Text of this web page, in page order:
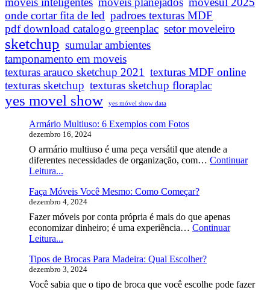
onde cortar fita de led padroes texturas MDF
pdf download catalogo greenplac setor moveleiro
sketchup sumular ambientes
tamponamento em moveis
texturas arauco sketchup 2021
texturas MDF online
texturas sketchup texturas sketchup floraplac
yes movel show yes móvel show data
Armário Multiuso: 6 Exemplos com Fotos
dezembro 16, 2024
O armário multiuso é uma peça versátil que atende a
diferentes necessidades de organização, com… Continuar
Leitura...
6
Exemplos
com
Fotos
Faça Móveis Você Mesmo: Como Começar?
dezembro 4, 2024
Fazer móveis por conta própria é mais do que apenas
economizar dinheiro; é uma experiência… Continuar
Leitura...
Você
Mesmo:
Como
Tipos de Brocas Para Madeira: Qual Escolher?
dezembro 3, 2024
Você sabia que o tipo de broca que você escolhe pode fazer